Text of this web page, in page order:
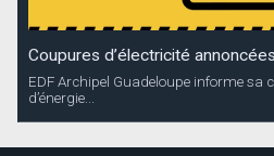
Coupures d’électricité annoncées
EDF Archipel Guadeloupe informe sa
d’énergie...